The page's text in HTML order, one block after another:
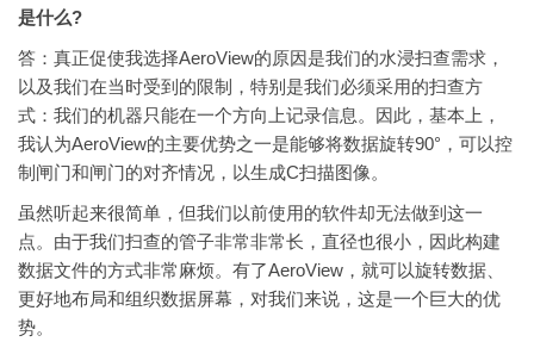
是什么?
答：真正促使我选择AeroView的原因是我们的水浸扫查需求，
以及我们在当时受到的限制，特别是我们必须采用的扫查方
式：我们的机器只能在一个方向上记录信息。因此，基本上，
我认为AeroView的主要优势之一是能够将数据旋转90°，可以控
制闸门和闸门的对齐情况，以生成C扫描图像。
虽然听起来很简单，但我们以前使用的软件却无法做到这一
点。由于我们扫查的管子非常非常长，直径也很小，因此构建
数据文件的方式非常麻烦。有了AeroView，就可以旋转数据、
更好地布局和组织数据屏幕，对我们来说，这是一个巨大的优
势。